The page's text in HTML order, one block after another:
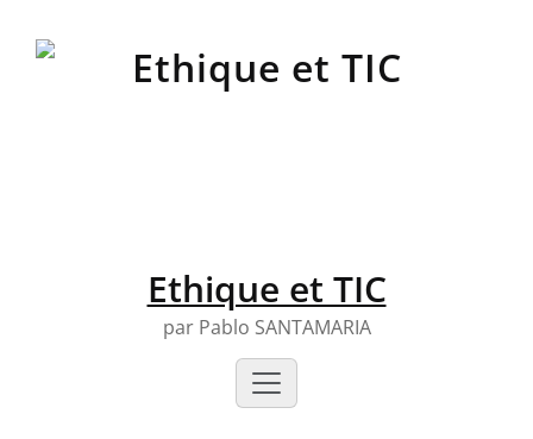
Ethique et TIC
par Pablo SANTAMARIA